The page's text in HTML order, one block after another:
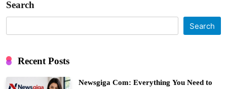
Search
Search
Recent Posts
Newsgiga Com: Everything You Need to